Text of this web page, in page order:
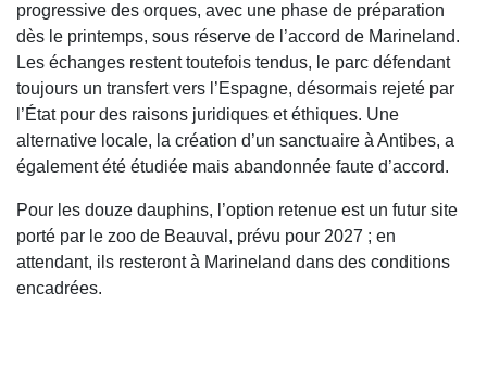
progressive des orques, avec une phase de préparation
dès le printemps, sous réserve de l’accord de Marineland.
Les échanges restent toutefois tendus, le parc défendant
toujours un transfert vers l’Espagne, désormais rejeté par
l’État pour des raisons juridiques et éthiques. Une
alternative locale, la création d’un sanctuaire à Antibes, a
également été étudiée mais abandonnée faute d’accord.
Pour les douze dauphins, l’option retenue est un futur site
porté par le zoo de Beauval, prévu pour 2027 ; en
attendant, ils resteront à Marineland dans des conditions
encadrées.